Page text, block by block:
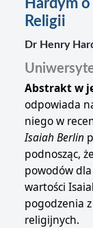
Hardym
Religii
Dr Henry
Abstrakt w
odpowiada
niego w
Isaiah Berlin
podnosząc,
powodów
wartości
pogodzenia
religijnych.